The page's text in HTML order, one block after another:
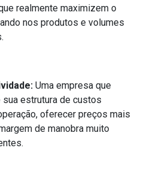
realmente maximizem o
nos produtos e volumes
Uma empresa que
estrutura de custos
oferecer preços mais
de manobra muito